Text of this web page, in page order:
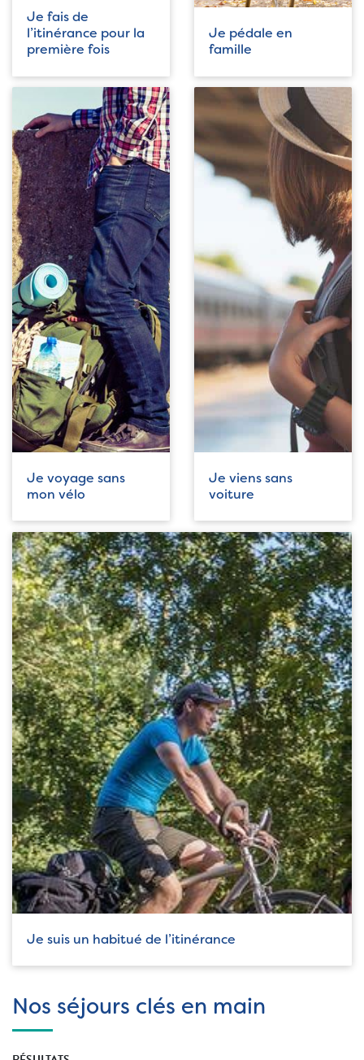
Je fais de
l’itinérance pour la
première fois
Je pédale en
famille
Je voyage sans
mon vélo
Je viens sans
voiture
Je suis un habitué de l’itinérance
Nos séjours clés en main